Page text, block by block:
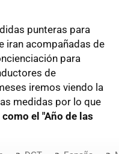
punteras para
iran acompañadas de
para
de
iremos viendo la
medidas por lo que
el "Año de las